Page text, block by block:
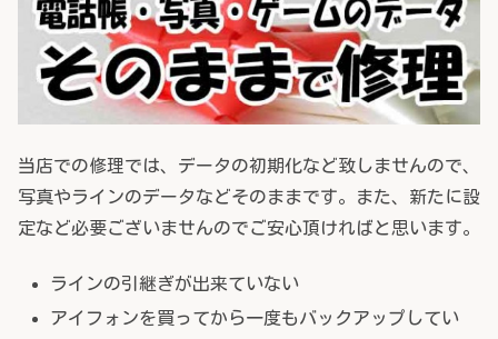
当店での修理では、データの初期化など致しませんので、
写真やラインのデータなどそのままです。また、新たに設
定など必要ございませんのでご安心頂ければと思います。
ラインの引継ぎが出来ていない
アイフォンを買ってから一度もバックアップしてい